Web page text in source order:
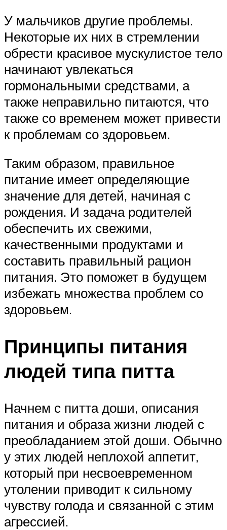
У мальчиков другие проблемы.
Некоторые их них в стремлении
обрести красивое мускулистое тело
начинают увлекаться
гормональными средствами, а
также неправильно питаются, что
также со временем может привести
к проблемам со здоровьем.
Таким образом, правильное
питание имеет определяющие
значение для детей, начиная с
рождения. И задача родителей
обеспечить их свежими,
качественными продуктами и
составить правильный рацион
питания. Это поможет в будущем
избежать множества проблем со
здоровьем.
Принципы питания
людей типа питта
Начнем с питта доши, описания
питания и образа жизни людей с
преобладанием этой доши. Обычно
у этих людей неплохой аппетит,
который при несвоевременном
утолении приводит к сильному
чувству голода и связанной с этим
агрессией.